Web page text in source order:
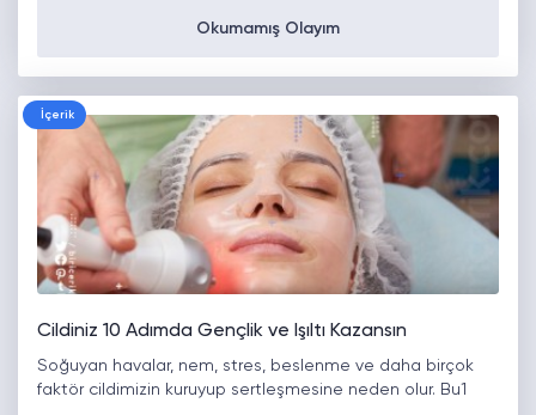
Okumamış Olayım
İçerik
Cildiniz 10 Adımda Gençlik ve Işıltı Kazansın
Soğuyan havalar, nem, stres, beslenme ve daha birçok
faktör cildimizin kuruyup sertleşmesine neden olur. Bu1